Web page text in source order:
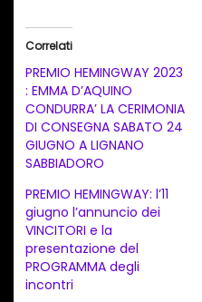
a
m
e
n
t
o
i
n
c
Correlati
PREMIO HEMINGWAY 2023
: EMMA D’AQUINO
CONDURRA’ LA CERIMONIA
DI CONSEGNA SABATO 24
GIUGNO A LIGNANO
SABBIADORO
PREMIO HEMINGWAY: l’11
giugno l’annuncio dei
VINCITORI e la
presentazione del
PROGRAMMA degli
incontri